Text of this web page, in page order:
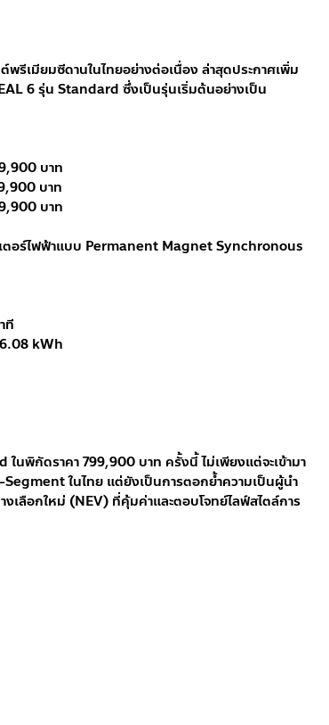
รีเมียมซีดานในไทยอย่างต่อเนื่อง ล่าสุดประกาศเพิ่ม
6 รุ่น Standard ซึ่งเป็นรุ่นเริ่มต้นอย่างเป็น
บาท
บาท
บาท
ตอร์ไฟฟ้าแบบ Permanent Magnet Synchronous
ที
kWh
นพิกัดราคา 799,900 บาท ครั้งนี้ ไม่เพียงแต่จะเข้ามา
ในไทย แต่ยังเป็นการตอกย้ำความเป็นผู้นำ
เลือกใหม่ (NEV) ที่คุ้มค่าและตอบโจทย์ไลฟ์สไตล์การ